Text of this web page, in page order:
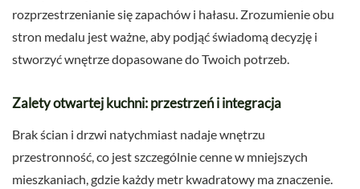
rozprzestrzenianie się zapachów i hałasu. Zrozumienie obu
stron medalu jest ważne, aby podjąć świadomą decyzję i
stworzyć wnętrze dopasowane do Twoich potrzeb.
Zalety otwartej kuchni: przestrzeń i integracja
Brak ścian i drzwi natychmiast nadaje wnętrzu
przestronność, co jest szczególnie cenne w mniejszych
mieszkaniach, gdzie każdy metr kwadratowy ma znaczenie.